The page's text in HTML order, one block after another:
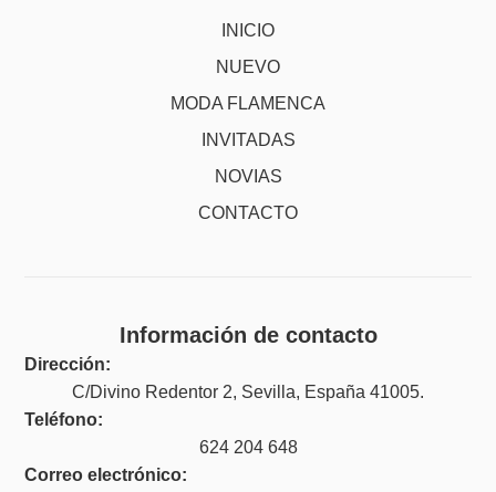
INICIO
NUEVO
MODA FLAMENCA
INVITADAS
NOVIAS
CONTACTO
Información de contacto
Dirección:
C/Divino Redentor 2, Sevilla, España 41005.
Teléfono:
624 204 648
Correo electrónico: